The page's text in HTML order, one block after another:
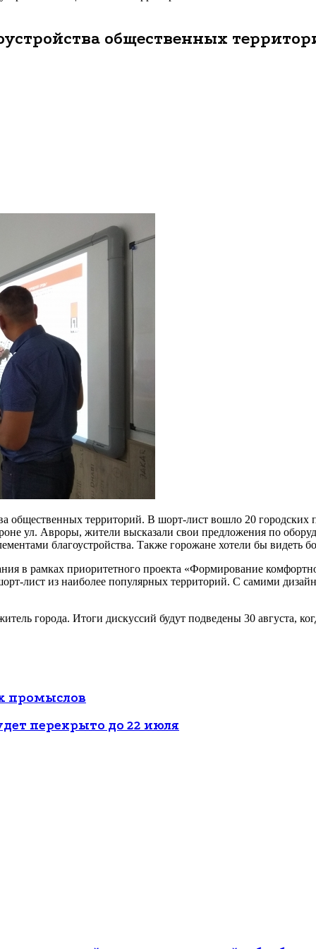
общественных
общественных территорий. В шорт-лист вошло 20
ул. Авроры, жители высказали свои предложения по
благоустройства. Также горожане хотели бы видеть
в рамках приоритетного проекта «Формирование
лист из наиболее популярных территорий. С самими
города. Итоги дискуссий будут подведены 30 августа,
промыслов
перекрыто до 22 июля